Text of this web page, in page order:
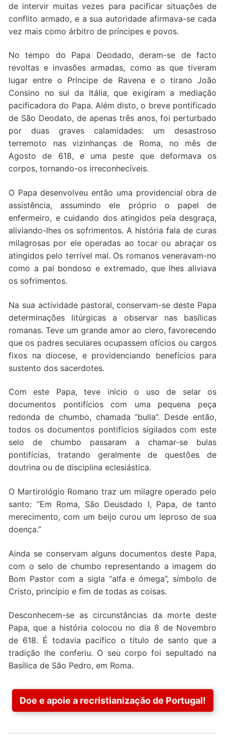
de intervir muitas vezes para pacificar situações de
conflito armado, e a sua autoridade afirmava-se cada
vez mais como árbitro de príncipes e povos.
No tempo do Papa Deodado, deram-se de facto
revoltas e invasões armadas, como as que tiveram
lugar entre o Príncipe de Ravena e o tirano João
Consino no sul da Itália, que exigiram a mediação
pacificadora do Papa. Além disto, o breve pontificado
de São Deodato, de apenas três anos, foi perturbado
por duas graves calamidades: um desastroso
terremoto nas vizinhanças de Roma, no mês de
Agosto de 618, e uma peste que deformava os
corpos, tornando-os irreconhecíveis.
O Papa desenvolveu então uma providencial obra de
assistência, assumindo ele próprio o papel de
enfermeiro, e cuidando dos atingidos pela desgraça,
aliviando-lhes os sofrimentos. A história fala de curas
milagrosas por ele operadas ao tocar ou abraçar os
atingidos pelo terrível mal. Os romanos veneravam-no
como a pai bondoso e extremado, que lhes aliviava
os sofrimentos.
Na sua actividade pastoral, conservam-se deste Papa
determinações litúrgicas a observar nas basílicas
romanas. Teve um grande amor ao clero, favorecendo
que os padres seculares ocupassem ofícios ou cargos
fixos na diocese, e providenciando benefícios para
sustento dos sacerdotes.
Com este Papa, teve início o uso de selar os
documentos pontifícios com uma pequena peça
redonda de chumbo, chamada “bulla”. Desde então,
todos os documentos pontifícios sigilados com este
selo de chumbo passaram a chamar-se bulas
pontifícias, tratando geralmente de questões de
doutrina ou de disciplina eclesiástica.
O Martirológio Romano traz um milagre operado pelo
santo: “Em Roma, São Deusdado I, Papa, de tanto
merecimento, com um beijo curou um leproso de sua
doença.”
Ainda se conservam alguns documentos deste Papa,
com o selo de chumbo representando a imagem do
Bom Pastor com a sigla “alfa e ómega”, símbolo de
Cristo, princípio e fim de todas as coisas.
Desconhecem-se as circunstâncias da morte deste
Papa, que a história colocou no dia 8 de Novembro
de 618. É todavia pacífico o título de santo que a
tradição lhe conferiu. O seu corpo foi sepultado na
Basílica de São Pedro, em Roma.
Doe e apoie a recristianização de Portugal!